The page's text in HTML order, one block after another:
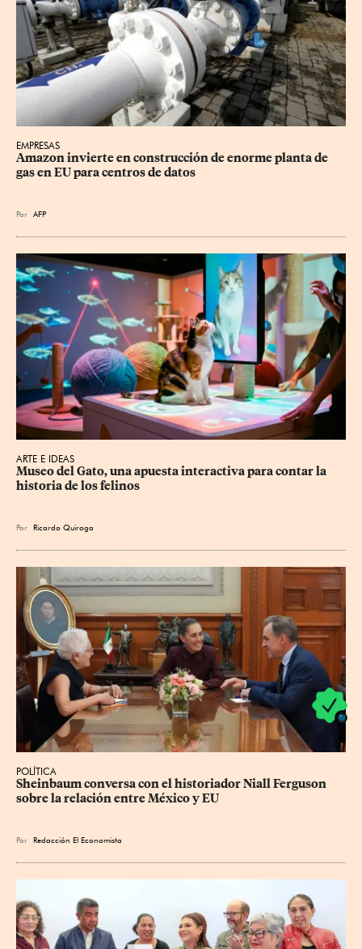
EMPRESAS
Amazon invierte en construcción de enorme planta de
gas en EU para centros de datos
Por AFP
ARTE E IDEAS
Museo del Gato, una apuesta interactiva para contar la
historia de los felinos
Por Ricardo Quiroga
POLÍTICA
Sheinbaum conversa con el historiador Niall Ferguson
sobre la relación entre México y EU
Por Redacción El Economista